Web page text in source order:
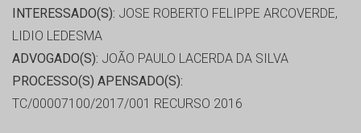
INTERESSADO(S): JOSE ROBERTO FELIPPE ARCOVERDE,
LIDIO LEDESMA
ADVOGADO(S): JOÃO PAULO LACERDA DA SILVA
PROCESSO(S) APENSADO(S):
TC/00007100/2017/001 RECURSO 2016